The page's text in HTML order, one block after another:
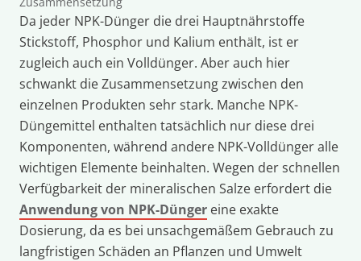
Da jeder NPK-Dünger die drei Hauptnährstoffe
Stickstoff, Phosphor und Kalium enthält, ist er
zugleich auch ein Volldünger. Aber auch hier
schwankt die Zusammensetzung zwischen den
einzelnen Produkten sehr stark. Manche NPK-
Düngemittel enthalten tatsächlich nur diese drei
Komponenten, während andere NPK-Volldünger alle
wichtigen Elemente beinhalten. Wegen der schnellen
Verfügbarkeit der mineralischen Salze erfordert die
Anwendung von NPK-Dünger eine exakte
Dosierung, da es bei unsachgemäßem Gebrauch zu
langfristigen Schäden an Pflanzen und Umwelt